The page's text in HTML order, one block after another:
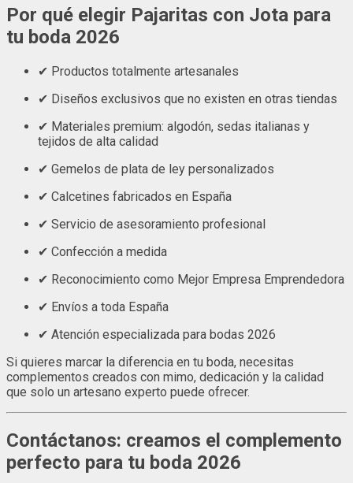
Por qué elegir Pajaritas con Jota para
tu boda 2026
✔ Productos totalmente artesanales
✔ Diseños exclusivos que no existen en otras tiendas
✔ Materiales premium: algodón, sedas italianas y
tejidos de alta calidad
✔ Gemelos de plata de ley personalizados
✔ Calcetines fabricados en España
✔ Servicio de asesoramiento profesional
✔ Confección a medida
✔ Reconocimiento como Mejor Empresa Emprendedora
✔ Envíos a toda España
✔ Atención especializada para bodas 2026
Si quieres marcar la diferencia en tu boda, necesitas
complementos creados con mimo, dedicación y la calidad
que solo un artesano experto puede ofrecer.
Contáctanos: creamos el complemento
perfecto para tu boda 2026